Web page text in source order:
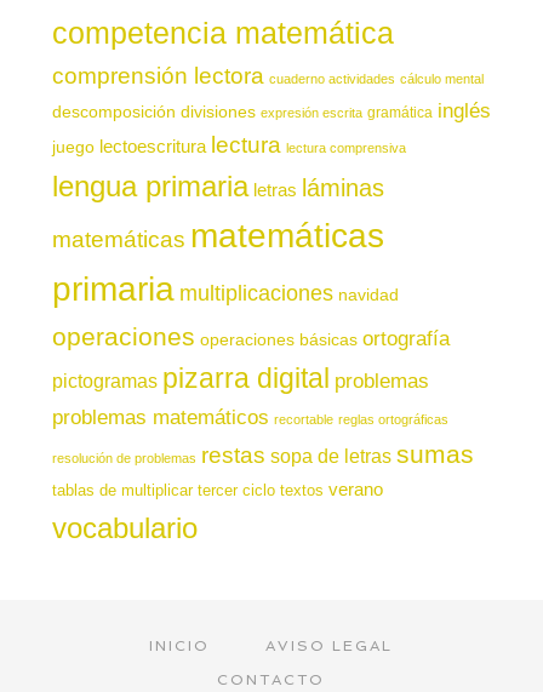
competencia matemática
comprensión lectora cuaderno actividades cálculo mental
descomposición divisiones expresión escrita gramática inglés
juego lectoescritura lectura lectura comprensiva
lengua primaria letras láminas
matemáticas matemáticas
primaria multiplicaciones navidad
operaciones operaciones básicas ortografía
pictogramas pizarra digital problemas
problemas matemáticos recortable reglas ortográficas
resolución de problemas restas sopa de letras sumas
tablas de multiplicar tercer ciclo textos verano
vocabulario
INICIO
AVISO LEGAL
CONTACTO